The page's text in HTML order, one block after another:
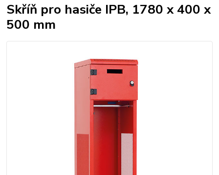
Skříň pro hasiče IPB, 1780 x 400 x
500 mm